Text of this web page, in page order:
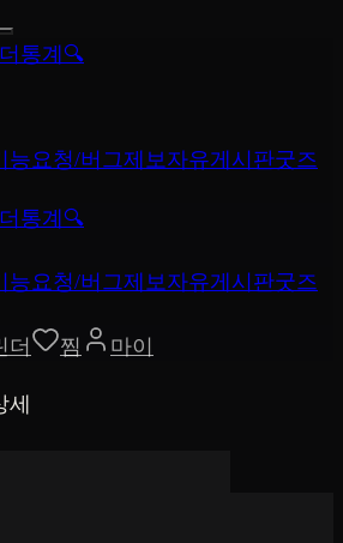
통계 🔍
능요청/버그제보자유게시판굿즈
통계 🔍
능요청/버그제보자유게시판굿즈
더 찜 마이
세